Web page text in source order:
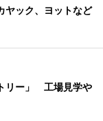
ック、ヨットなど
リー」 工場見学や